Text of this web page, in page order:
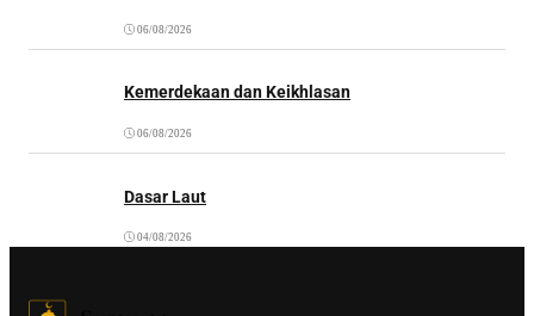
06/08/2026
Kemerdekaan dan Keikhlasan
06/08/2026
Dasar Laut
04/08/2026